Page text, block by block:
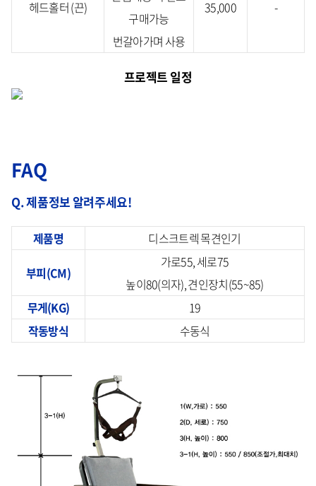
헤드홀터 (끈)
구매가능
번갈아가며 사용
35,000 -
프로젝트 일정
FAQ
Q. 제품정보 알려주세요!
제품명 디스크트렉 목견인기
부피(CM)
가로55, 세로75
높이80(의자), 견인장치(55~85)
무게(KG)
19
작동방식
수동식